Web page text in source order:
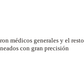
médicos generales y el resto
con gran precisión